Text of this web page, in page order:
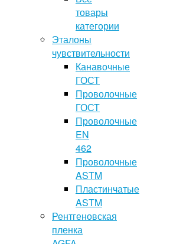
товары
категории
Эталоны
чувствительности
Канавочные
ГОСТ
Проволочные
ГОСТ
Проволочные
EN
462
Проволочные
ASTM
Пластинчатые
ASTM
Рентгеновская
пленка